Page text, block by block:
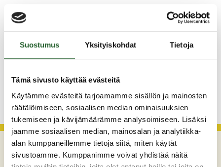
Suostumus Yksityiskohdat Tietoja
Tämä sivusto käyttää evästeitä
Käytämme evästeitä tarjoamamme sisällön ja mainosten
räätälöimiseen, sosiaalisen median ominaisuuksien
tukemiseen ja kävijämäärämme analysoimiseen. Lisäksi
jaamme sosiaalisen median, mainosalan ja analytiikka-
alan kumppaneillemme tietoja siitä, miten käytät
sivustoamme. Kumppanimme voivat yhdistää näitä
3.8.2026
Henkilömuutoksia maaseutuhallinnossa
29.7.2026
Asfaltointityöt taajamassa myöhästyvät